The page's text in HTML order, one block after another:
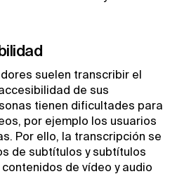
suelen transcribir el
de sus
tienen dificultades para
por ejemplo los usuarios
Por ello, la transcripción se
de subtítulos y subtítulos
de vídeo y audio